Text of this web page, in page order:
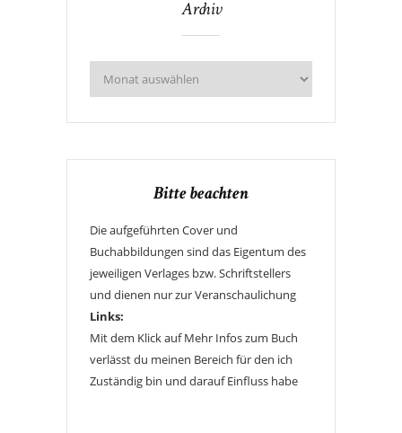
Archiv
Bitte beachten
Die aufgeführten Cover und
Buchabbildungen sind das Eigentum des
jeweiligen Verlages bzw. Schriftstellers
und dienen nur zur Veranschaulichung
Links:
Mit dem Klick auf Mehr Infos zum Buch
verlässt du meinen Bereich für den ich
Zuständig bin und darauf Einfluss habe